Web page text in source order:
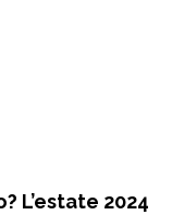
L’estate 2024